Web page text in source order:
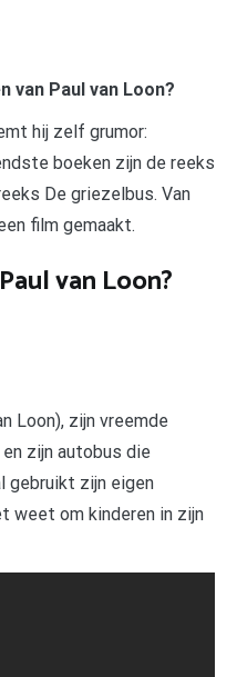
van Paul van Loon?
hij zelf grumor:
boeken zijn de reeks
De griezelbus. Van
film gemaakt.
van Loon?
Loon), zijn vreemde
zijn autobus die
gebruikt zijn eigen
weet om kinderen in zijn